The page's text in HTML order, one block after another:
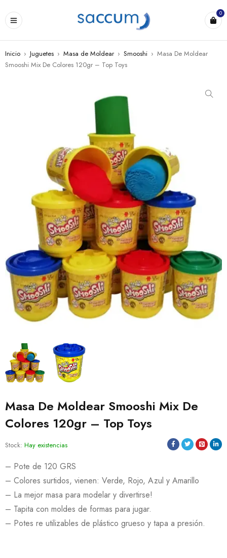
0
Inicio › Juguetes › Masa de Moldear › Smooshi › Masa De Moldear
Smooshi Mix De Colores 120gr – Top Toys
Masa De Moldear Smooshi Mix De
Colores 120gr – Top Toys
Stock: Hay existencias
– Pote de 120 GRS
– Colores surtidos, vienen: Verde, Rojo, Azul y Amarillo
– La mejor masa para modelar y divertirse!
– Tapita con moldes de formas para jugar.
– Potes re utilizables de plástico grueso y tapa a presión.